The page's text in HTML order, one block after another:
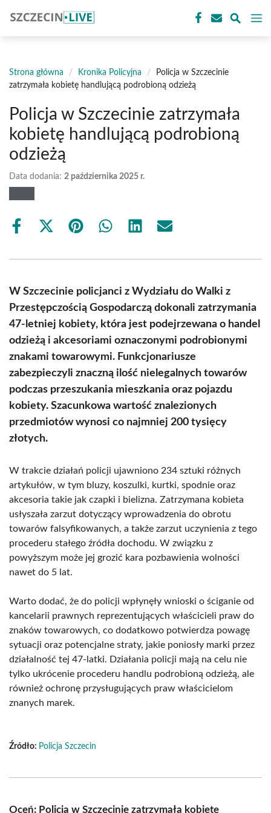
treści
Strona główna / Kronika Policyjna /
Policja w Szczecinie
zatrzymała kobietę handlującą podrobioną odzieżą
Policja w Szczecinie zatrzymała
kobietę handlującą podrobioną
odzieżą
Data dodania: 2 października 2025 r.
Share
Share
(Twitter)
Share Share Share Share
W Szczecinie policjanci z Wydziału do Walki z
Przestępczością Gospodarczą dokonali zatrzymania
47-letniej kobiety, która jest podejrzewana o handel
odzieżą i akcesoriami oznaczonymi podrobionymi
znakami towarowymi. Funkcjonariusze
zabezpieczyli znaczną ilość nielegalnych towarów
podczas przeszukania mieszkania oraz pojazdu
kobiety. Szacunkowa wartość znalezionych
przedmiotów wynosi co najmniej 200 tysięcy
złotych.
W trakcie działań policji ujawniono 234 sztuki różnych
artykułów, w tym bluzy, koszulki, kurtki, spodnie oraz
akcesoria takie jak czapki i bielizna. Zatrzymana kobieta
usłyszała zarzut dotyczący wprowadzenia do obrotu
towarów falsyfikowanych, a także zarzut uczynienia z tego
procederu stałego źródła dochodu. W związku z
powyższym może jej grozić kara pozbawienia wolności
nawet do 5 lat.
Warto dodać, że do policji wpłynęły wnioski o ściganie od
kancelarii prawnych reprezentujących właścicieli praw do
znaków towarowych, co dodatkowo potwierdza powagę
sytuacji oraz potencjalne straty, jakie poniosły marki przez
działalność tej 47-latki. Działania policji mają na celu nie
tylko ukrócenie procederu handlu podrobioną odzieżą, ale
również ochronę przysługujących praw właścicielom
znanych marek.
Źródło: Policja Szczecin
Oceń: Policja w Szczecinie zatrzymała kobietę